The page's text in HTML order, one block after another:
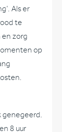
Als er
te
en zorg
op
genegeerd.
8 uur